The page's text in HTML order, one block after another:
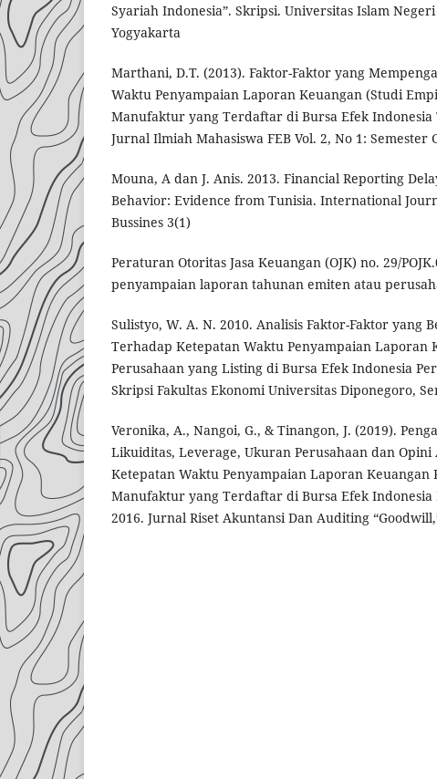
Syariah Indonesia”. Skripsi. Universitas Islam
Yogyakarta
Marthani, D.T. (2013). Faktor-Faktor yang
Waktu Penyampaian Laporan Keuangan (Studi
Manufaktur yang Terdaftar di Bursa Efek Indonesia
Jurnal Ilmiah Mahasiswa FEB Vol. 2, No 1: Semester
Mouna, A dan J. Anis. 2013. Financial Reporting
Behavior: Evidence from Tunisia. International
Bussines 3(1)
Peraturan Otoritas Jasa Keuangan (OJK) no. 29/
penyampaian laporan tahunan emiten atau
Sulistyo, W. A. N. 2010. Analisis Faktor-Faktor yang
Terhadap Ketepatan Waktu Penyampaian Laporan
Perusahaan yang Listing di Bursa Efek Indonesia
Skripsi Fakultas Ekonomi Universitas Diponegoro,
Veronika, A., Nangoi, G., & Tinangon, J. (2019).
Likuiditas, Leverage, Ukuran Perusahaan dan
Ketepatan Waktu Penyampaian Laporan Keuangan
Manufaktur yang Terdaftar di Bursa Efek Indonesia
2016. Jurnal Riset Akuntansi Dan Auditing